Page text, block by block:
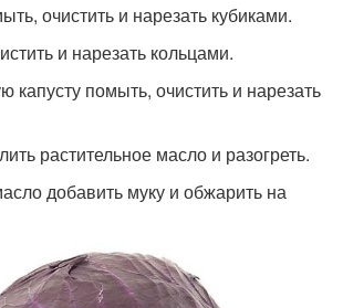
очистить и нарезать кубиками.
и нарезать кольцами.
капусту помыть, очистить и нарезать
растительное масло и разогреть.
добавить муку и обжарить на